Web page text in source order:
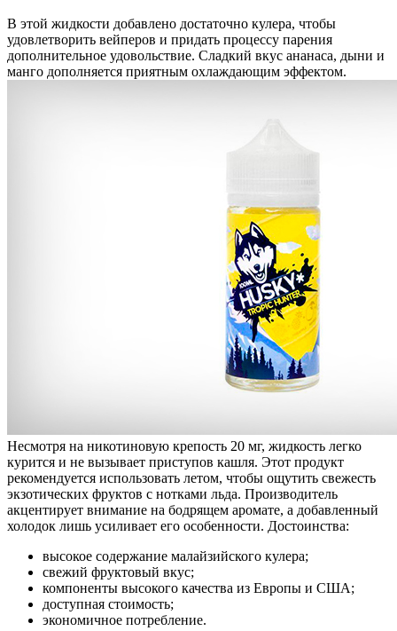
В этой жидкости добавлено достаточно кулера, чтобы
удовлетворить вейперов и придать процессу парения
дополнительное удовольствие. Сладкий вкус ананаса, дыни и
манго дополняется приятным охлаждающим эффектом.
Несмотря на никотиновую крепость 20 мг, жидкость легко
курится и не вызывает приступов кашля. Этот продукт
рекомендуется использовать летом, чтобы ощутить свежесть
экзотических фруктов с нотками льда. Производитель
акцентирует внимание на бодрящем аромате, а добавленный
холодок лишь усиливает его особенности. Достоинства:
высокое содержание малайзийского кулера;
свежий фруктовый вкус;
компоненты высокого качества из Европы и США;
доступная стоимость;
экономичное потребление.